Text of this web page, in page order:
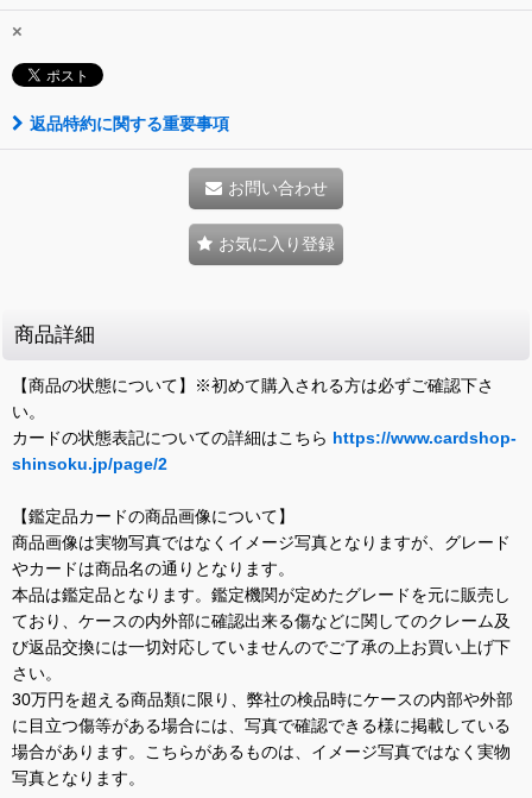
×
返品特約に関する重要事項
お問い合わせ
お気に入り登録
商品詳細
【商品の状態について】※初めて購入される方は必ずご確認下さ
い。
カードの状態表記についての詳細はこちら https://www.cardshop-
shinsoku.jp/page/2
【鑑定品カードの商品画像について】
商品画像は実物写真ではなくイメージ写真となりますが、グレード
やカードは商品名の通りとなります。
本品は鑑定品となります。鑑定機関が定めたグレードを元に販売し
ており、ケースの内外部に確認出来る傷などに関してのクレーム及
び返品交換には一切対応していませんのでご了承の上お買い上げ下
さい。
30万円を超える商品類に限り、弊社の検品時にケースの内部や外部
に目立つ傷等がある場合には、写真で確認できる様に掲載している
場合があります。こちらがあるものは、イメージ写真ではなく実物
写真となります。